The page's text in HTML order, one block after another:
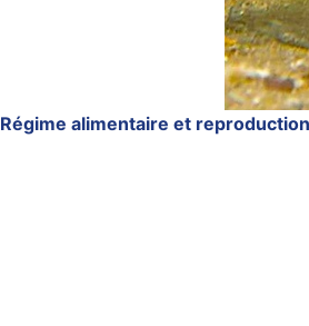
Régime alimentaire et